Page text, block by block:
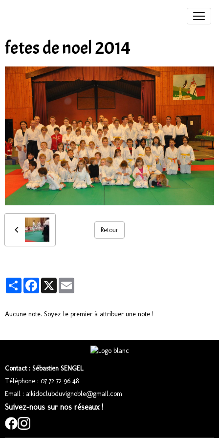
fetes de noel 2014
Retour
PartagerFacebook
X
Aucune note. Soyez le premier à attribuer une note !
Contact : Sébastien SENGEL
Téléphone : 07 72 72 96 48
Email : aikidoclubduvignoble@gmail.com
Suivez-nous sur nos réseaux !